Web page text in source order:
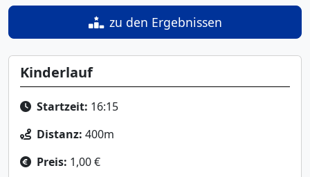
zu den Ergebnissen
Kinderlauf
Startzeit: 16:15
Distanz: 400m
Preis: 1,00 €